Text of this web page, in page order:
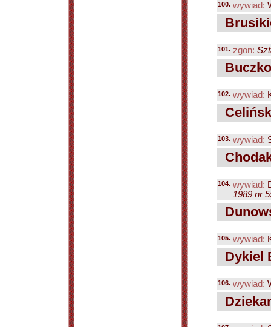
100. wywiad:
101. zgon:
102. wywiad:
103. wywiad:
104. wywiad:
1989 nr
105. wywiad:
Dykiel
106. wywiad: